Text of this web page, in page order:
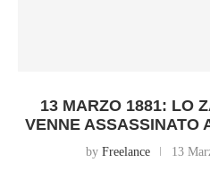
13 MARZO 1881: LO
VENNE ASSASSINATO
by Freelance 13